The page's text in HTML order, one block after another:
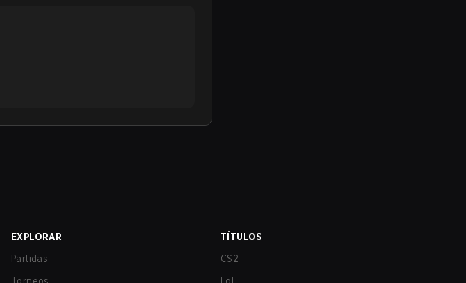
EXPLORAR
Partidas
TÍTULOS
CS2